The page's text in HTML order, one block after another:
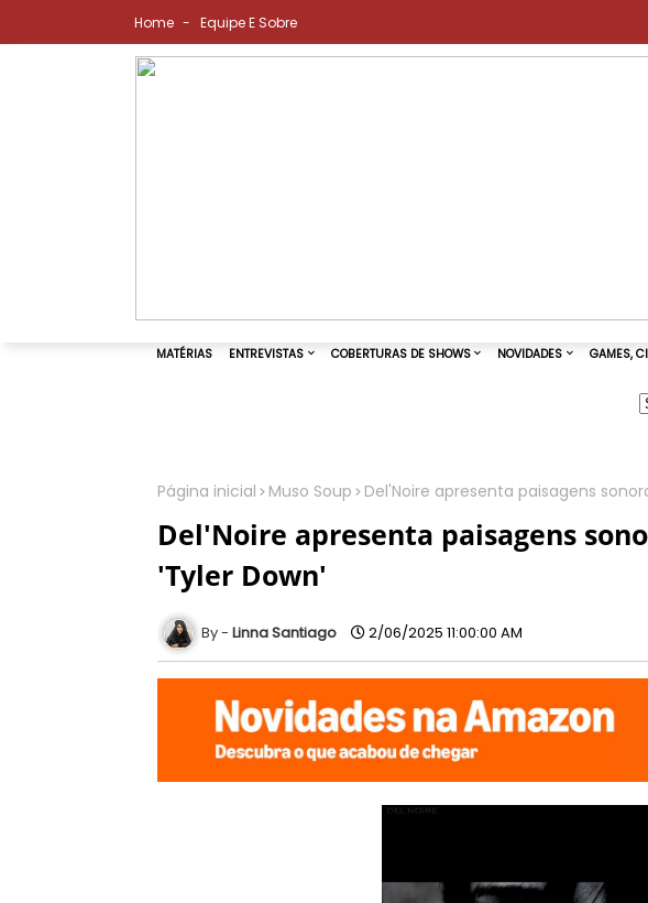
Home Equipe E Sobre
Página inicial Muso Soup Del'Noire apresenta paisagens
Del'Noire apresenta paisagens
'Tyler Down'
Linna Santiago 2/06/2025 11:00:00 AM